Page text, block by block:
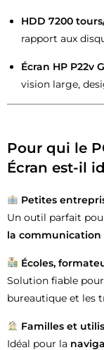
HDD 7200
rapport aux
Écran HP P22v
vision large,
Pour qui le
Écran est-il
Petites
Un outil parfait
la communication
Écoles,
Solution fiable pour
bureautique et les
Familles et
Idéal pour la